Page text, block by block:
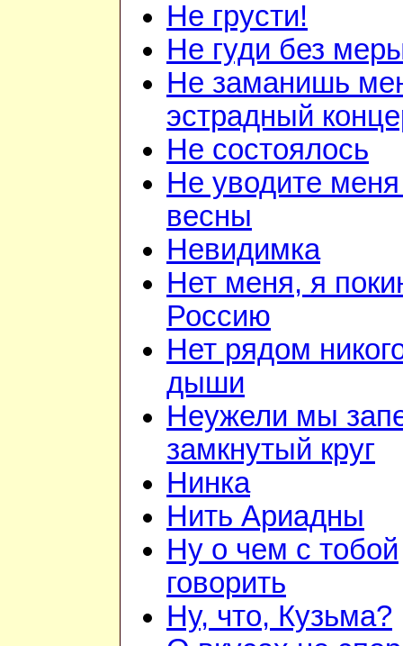
Не грусти!
Не гуди без
Не заманишь
эстрадный
Не состоялось
Не уводите
весны
Невидимка
Нет меня, я
Россию
Нет рядом
дыши
Неужели мы
замкнутый круг
Нинка
Нить Ариадны
Ну о чем с тобой
говорить
Ну, что, Кузьма?